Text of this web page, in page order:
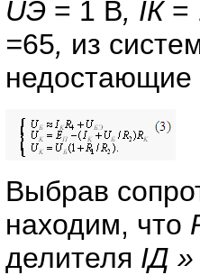
UЭ = 1 В, IК=
=65, из
Выбрав
находим, что
делителя IД »